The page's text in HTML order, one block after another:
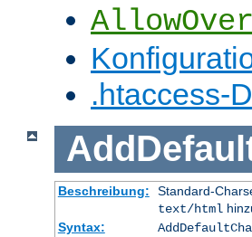
.htaccess-
Beschreibung:
Standard-
text/html
Syntax: